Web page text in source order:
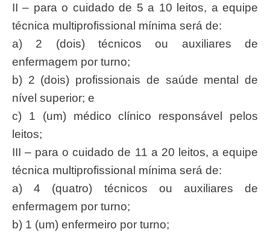
II – para o cuidado de 5 a 10 leitos, a equipe
técnica multiprofissional mínima será de:
a) 2 (dois) técnicos ou auxiliares de
enfermagem por turno;
b) 2 (dois) profissionais de saúde mental de
nível superior; e
c) 1 (um) médico clínico responsável pelos
leitos;
III – para o cuidado de 11 a 20 leitos, a equipe
técnica multiprofissional mínima será de:
a) 4 (quatro) técnicos ou auxiliares de
enfermagem por turno;
b) 1 (um) enfermeiro por turno;